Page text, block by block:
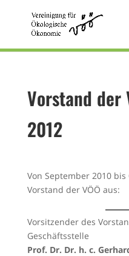
Vorstand der
2012
Von September 2010
Vorstand der VÖÖ aus:
Vorsitzender des
Geschäftsstelle
Prof. Dr. Dr. h. c.